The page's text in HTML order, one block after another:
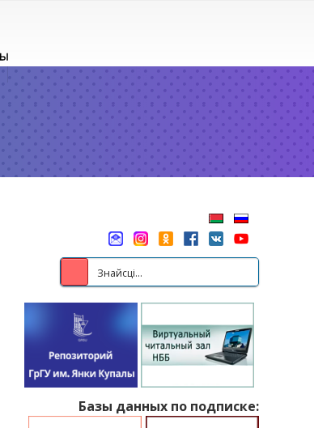
Базы данных по подписке: